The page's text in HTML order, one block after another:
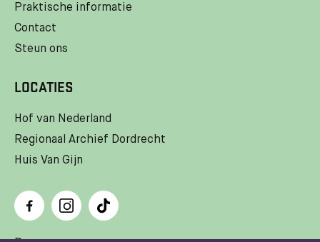
Praktische informatie
Contact
Steun ons
LOCATIES
Hof van Nederland
Regionaal Archief Dordrecht
Huis Van Gijn